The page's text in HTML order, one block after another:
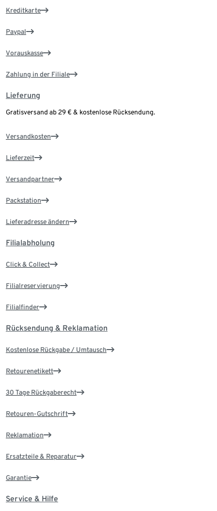
Kreditkarte
Paypal
Vorauskasse
Zahlung in der Filiale
Lieferung
Gratisversand ab 29 € & kostenlose Rücksendung.
Versandkosten
Lieferzeit
Versandpartner
Packstation
Lieferadresse ändern
Filialabholung
Click & Collect
Filialreservierung
Filialfinder
Rücksendung & Reklamation
Kostenlose Rückgabe / Umtausch
Retourenetikett
30 Tage Rückgaberecht
Retouren-Gutschrift
Reklamation
Ersatzteile & Reparatur
Garantie
Service & Hilfe